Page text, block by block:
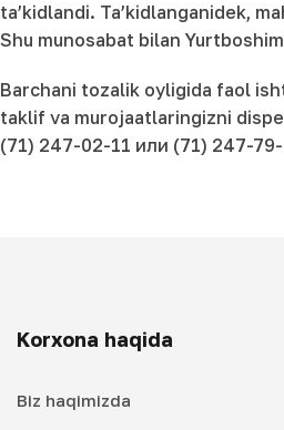
ta’kidlandi. Ta’kidlanganidek,
Shu munosabat bilan
Barchani tozalik oyligida faol
taklif va murojaatlaringizni
(71) 247-02-11 или (71) 247-
Korxona haqida
Biz haqimizda